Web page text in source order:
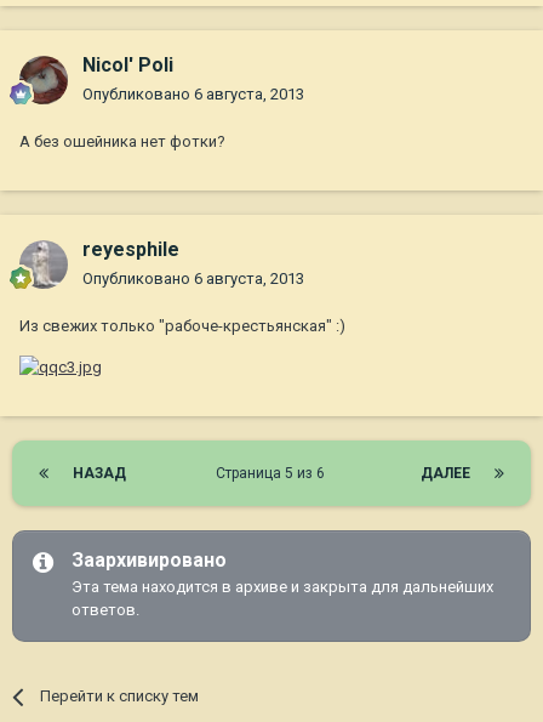
Nicol' Poli
Опубликовано 6 августа, 2013
А без ошейника нет фотки?
reyesphile
Опубликовано 6 августа, 2013
Из свежих только "рабоче-крестьянская" :)
НАЗАД ДАЛЕЕ
Страница 5 из 6
Заархивировано
Эта тема находится в архиве и закрыта для дальнейших
ответов.
Перейти к списку тем